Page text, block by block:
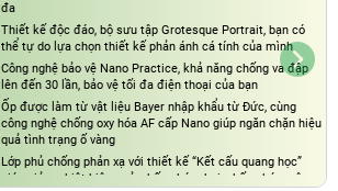
đa
Thiết kế độc đáo, bộ sưu tập Grotesque Portrait, bạn có
thể tự do lựa chọn thiết kế phản ánh cá tính của mình
Công nghệ bảo vệ Nano Practice, khả năng chống va đập
lên đến 30 lần, bảo vệ tối đa điện thoại của bạn
Ốp được làm từ vật liệu Bayer nhập khẩu từ Đức, cùng
công nghệ chống oxy hóa AF cấp Nano giúp ngăn chặn hiệu
quả tình trạng ố vàng
Lớp phủ chống phản xạ với thiết kế “Kết cấu quang học”
giúp giảm nhiệt hiệu quả, chống bám bụi, chống bám vân